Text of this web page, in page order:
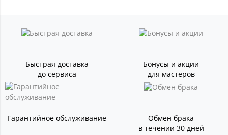
Быстрая доставка
до сервиса
Бонусы и акции
для мастеров
Гарантийное обслуживание
Обмен брака
в течении 30 дней